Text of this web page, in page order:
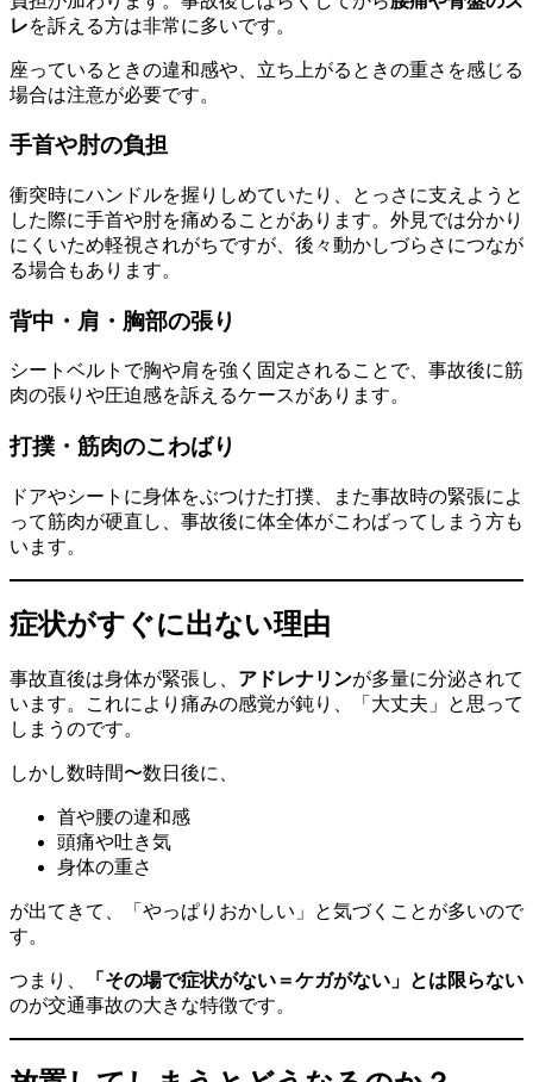
レを訴える方は非常に多いです。
座っているときの違和感や、立ち上がるときの重さを感じる
場合は注意が必要です。
手首や肘の負担
衝突時にハンドルを握りしめていたり、とっさに支えようと
した際に手首や肘を痛めることがあります。外見では分かり
にくいため軽視されがちですが、後々動かしづらさにつなが
る場合もあります。
背中・肩・胸部の張り
シートベルトで胸や肩を強く固定されることで、事故後に筋
肉の張りや圧迫感を訴えるケースがあります。
打撲・筋肉のこわばり
ドアやシートに身体をぶつけた打撲、また事故時の緊張によ
って筋肉が硬直し、事故後に体全体がこわばってしまう方も
います。
症状がすぐに出ない理由
事故直後は身体が緊張し、 アドレナリンが多量に分泌されて
います。これにより痛みの感覚が鈍り、「大丈夫」と思って
しまうのです。
しかし数時間〜数日後に、
首や腰の違和感
頭痛や吐き気
身体の重さ
が出てきて、「やっぱりおかしい」と気づくことが多いので
す。
つまり、
「その場で症状がない＝ケガがない」とは限らない
のが交通事故の大きな特徴です。